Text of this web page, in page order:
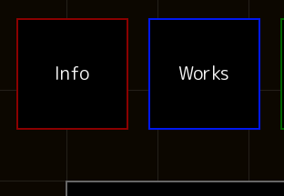
Info Works